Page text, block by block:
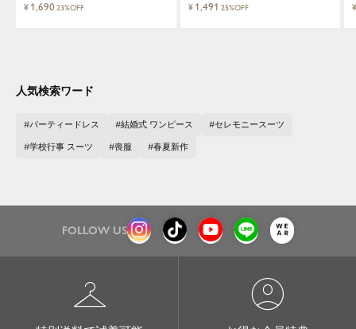
気軽に楽しめる低価格でトレンドを取
LOWO（ロワ）は、アパレルはもちろん、インナ
¥ 1,690 23%OFF ¥ 1,491 25%OFF ¥
人気検索ワード
パーティードレス 結婚式 ワンピース セレモニースーツ
学校行事 スーツ 喪服 春夏新作
FOLLOW US
checkroom account_circle